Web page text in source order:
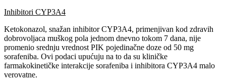
Inhibitori CYP3A4
Ketokonazol, snažan inhibitor CYP3A4, primenjivan kod zdravih
dobrovoljaca muškog pola jednom dnevno tokom 7 dana, nije
promenio srednju vrednost PIK pojedinačne doze od 50 mg
sorafeniba. Ovi podaci upućuju na to da su kliničke
farmakokinetičke interakcije sorafeniba i inhibitora CYP3A4 malo
verovatne.